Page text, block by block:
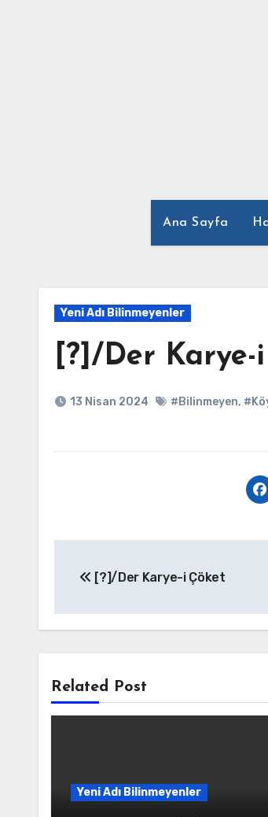
Ana Sayfa
Yeni Adı Bilinmeyenler
[?]/Der Karye-
13 Nisan 2024 #Bilinmeyen,
gezinmesi
[?]/Der Karye-i Çöket
Related Post
Yeni Adı Bilinmeyenler